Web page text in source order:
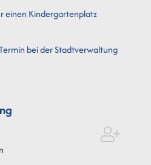
einen Kindergartenplatz
bei der Stadtverwaltung